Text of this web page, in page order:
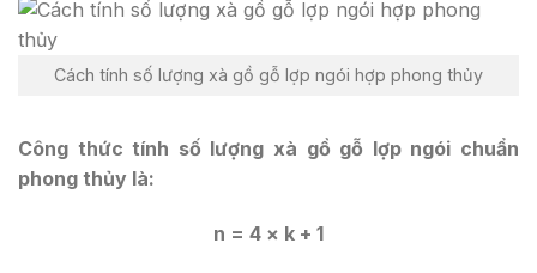
Cách tính số lượng xà gồ gỗ lợp ngói hợp phong thủy
Công thức tính số lượng xà gồ gỗ lợp ngói chuẩn
phong thủy là:
n = 4 × k + 1